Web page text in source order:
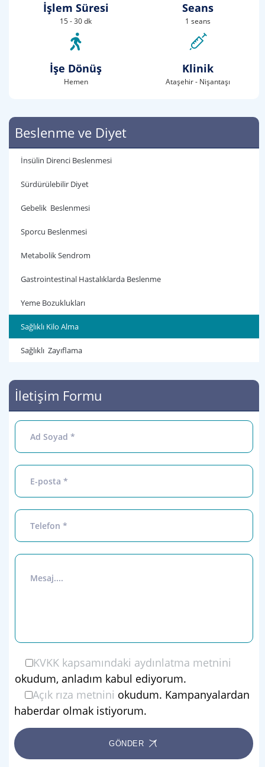
İşlem Süresi
15 - 30 dk
İşe Dönüş
Hemen
Seans
1 seans
Klinik
Ataşehir - Nişantaşı
Beslenme ve Diyet
İnsülin Direnci Beslenmesi
Sürdürülebilir Diyet
Gebelik Beslenmesi
Sporcu Beslenmesi
Metabolik Sendrom
Gastrointestinal Hastalıklarda Beslenme
Yeme Bozuklukları
Sağlıklı Kilo Alma
Sağlıklı Zayıflama
İletişim Formu
KVKK kapsamındaki aydınlatma metnini
okudum, anladım kabul ediyorum.
Açık rıza metnini okudum. Kampanyalardan
haberdar olmak istiyorum.
GÖNDER